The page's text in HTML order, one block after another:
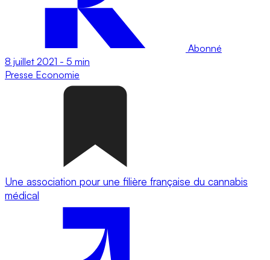
Abonné
8 juillet 2021 - 5 min
Presse Economie
Une association pour une filière française du cannabis
médical